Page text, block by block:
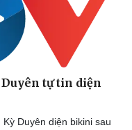
tự tin diện
Duyên diện bikini sau